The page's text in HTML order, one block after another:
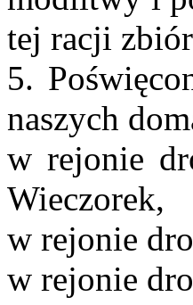
tej racji
5.
naszych
w rejonie
Wieczorek,
w rejonie
w rejonie